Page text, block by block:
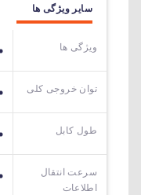
سایر ویژگی ها
ویژگی ها
توان خروجی کلی
طول کابل
سرعت انتقال
اطلاعات